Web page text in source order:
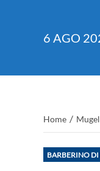
6 AGO
Home /
BARBERINO